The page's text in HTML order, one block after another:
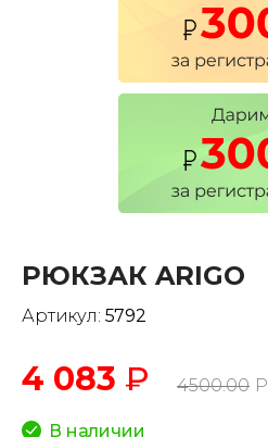
РЮКЗАК ARIGO
Артикул: 5792
4 083 ₽ 4500.00 Р
В наличии